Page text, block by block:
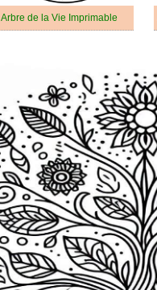
Arbre de la Vie Imprimable